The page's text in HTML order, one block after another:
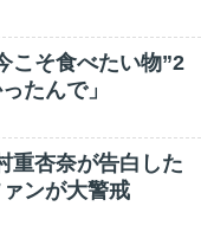
こそ食べたい物”2
たんで」
重杏奈が告白した
ンが大警戒